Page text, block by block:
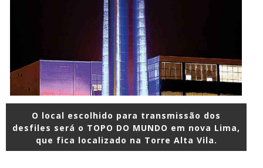
O local escolhido para transmissão dos
desfiles será o TOPO DO MUNDO em nova Lima,
que fica localizado na Torre Alta Vila.